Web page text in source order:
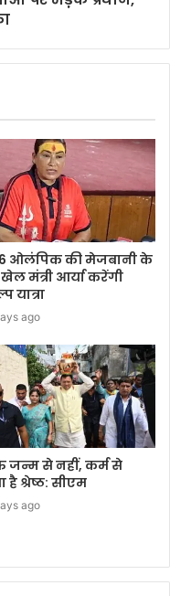
ओलंपिक की मेजबानी के
मंत्री आर्या करेंगी
यात्रा
ago
जन्म से नहीं, कर्म से
है श्रेष्ठ: सीएम
ago